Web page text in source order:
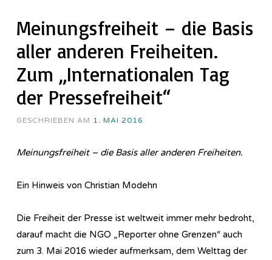
Meinungsfreiheit – die Basis
aller anderen Freiheiten.
Zum „Internationalen Tag
der Pressefreiheit“
GESCHRIEBEN AM 1. MAI 2016
Meinungsfreiheit – die Basis aller anderen Freiheiten.
Ein Hinweis von Christian Modehn
Die Freiheit der Presse ist weltweit immer mehr bedroht,
darauf macht die NGO „Reporter ohne Grenzen“ auch
zum 3. Mai 2016 wieder aufmerksam, dem Welttag der